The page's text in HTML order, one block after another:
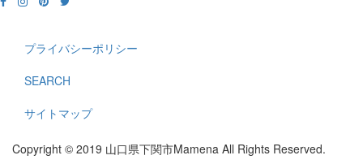
プライバシーポリシー
SEARCH
サイトマップ
Copyright © 2019 山口県下関市Mamena All Rights Reserved.